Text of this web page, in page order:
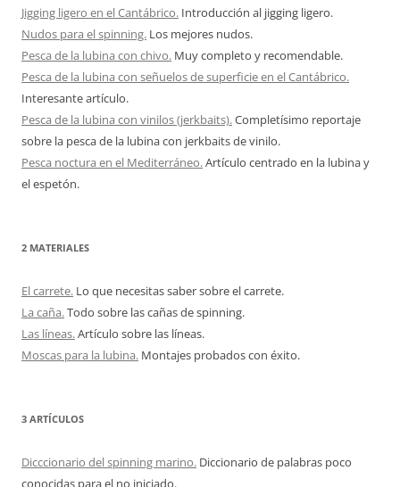
Jigging ligero en el Cantábrico. Introducción al jigging ligero.
Nudos para el spinning. Los mejores nudos.
Pesca de la lubina con chivo. Muy completo y recomendable.
Pesca de la lubina con señuelos de superficie en el Cantábrico.
Interesante artículo.
Pesca de la lubina con vinilos (jerkbaits).Completísimo reportaje
sobre la pesca de la lubina con jerkbaits de vinilo.
Pesca noctura en el Mediterráneo.Artículo centrado en la lubina y
el espetón.
2 MATERIALES
El carrete. Lo que necesitas saber sobre el carrete.
La caña.Todo sobre las cañas de spinning.
Las líneas.Artículo sobre las líneas.
Moscas para la lubina. Montajes probados con éxito.
3 ARTÍCULOS
Dicccionario del spinning marino. Diccionario de palabras poco
conocidas para el no iniciado.